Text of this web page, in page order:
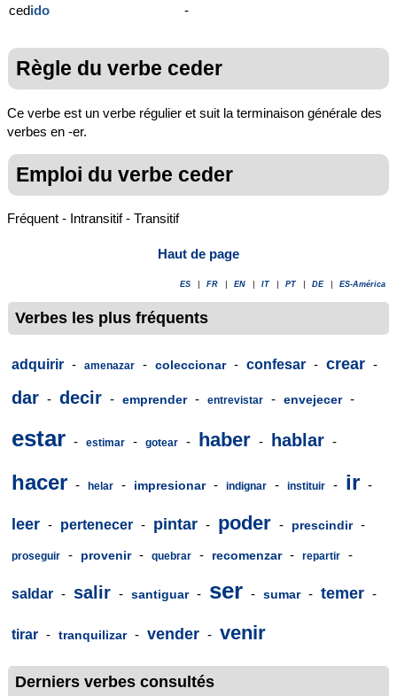
cedido -
Règle du verbe ceder
Ce verbe est un verbe régulier et suit la terminaison générale des
verbes en -er.
Emploi du verbe ceder
Fréquent - Intransitif - Transitif
Haut de page
ES FR EN IT PT DE ES-América
Verbes les plus fréquents
adquirir - amenazar - coleccionar - confesar - crear -
dar - decir - emprender - entrevistar - envejecer -
estar - estimar - gotear - haber - hablar -
hacer - helar - impresionar - indignar - instituir - ir -
leer - pertenecer - pintar - poder - prescindir -
proseguir - provenir - quebrar - recomenzar - repartir -
saldar - salir - santiguar - ser - sumar - temer -
tirar - tranquilizar - vender - venir
Derniers verbes consultés